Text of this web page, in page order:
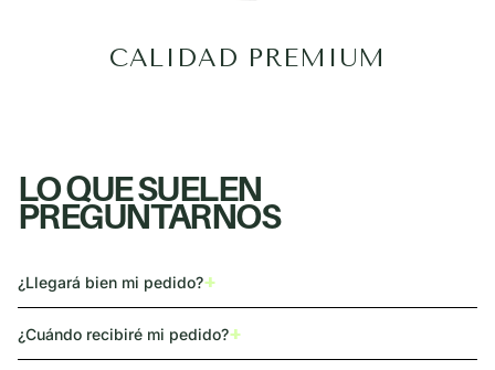
CALIDAD PREMIUM
LO QUE SUELEN
PREGUNTARNOS
¿Llegará bien mi pedido?+
¿Cuándo recibiré mi pedido?+